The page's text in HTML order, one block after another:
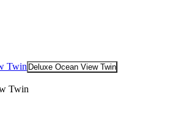
Twin Deluxe Ocean View Twin
Twin